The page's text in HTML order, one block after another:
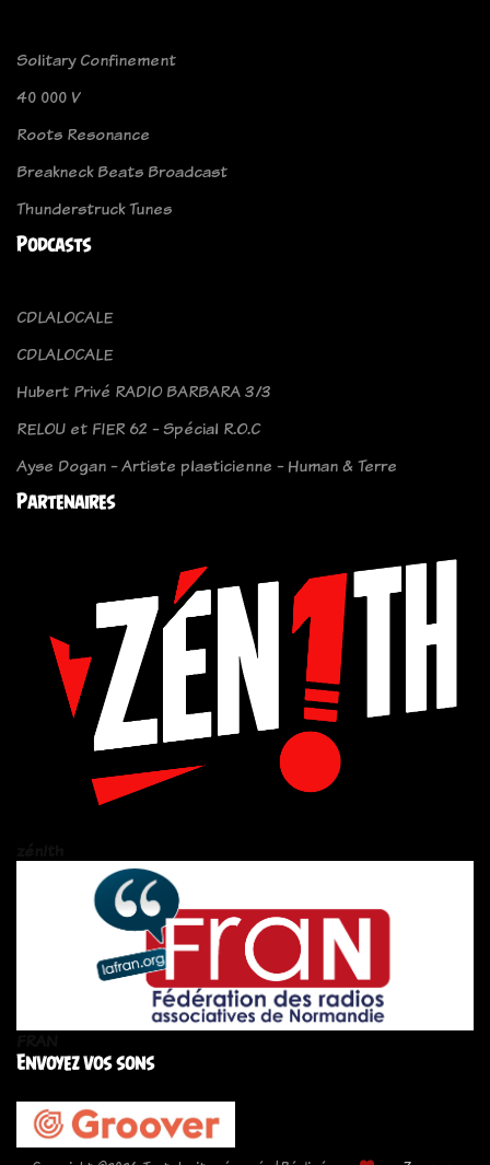
Solitary Confinement
40 000 V
Roots Resonance
Breakneck Beats Broadcast
Thunderstruck Tunes
Podcasts
CDLALOCALE
CDLALOCALE
Hubert Privé RADIO BARBARA 3/3
RELOU et FIER 62 - Spécial R.O.C
Ayse Dogan - Artiste plasticienne - Human & Terre
Partenaires
Envoyez vos sons